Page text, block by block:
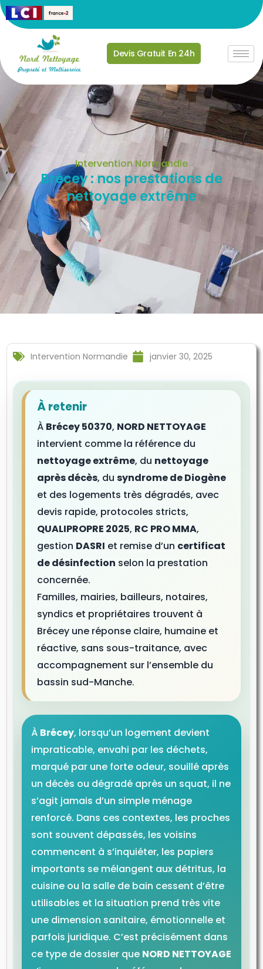
Devis Gratuit En 24h
Intervention Normandie
Brécey : nos prestations de
nettoyage extrême
Intervention Normandie janvier 30, 2025
À retenir
À Brécey 50370, NORD NETTOYAGE
intervient comme la référence du
nettoyage extrême, du nettoyage
après décès, dusyndrome de Diogène
et des logements très dégradés, avec
devis rapide, protocoles stricts,
QUALIPROPRE 2025, RC PRO MMA,
gestion DASRI et remise d’un certificat
de désinfection selon la prestation
concernée.
Familles, mairies, bailleurs, notaires,
syndics et propriétaires trouvent à
Brécey une réponse claire, humaine et
réactive, sans sous-traitance, avec
accompagnement sur l’ensemble du
bassin sud-Manche.
À Brécey, lorsqu’un logement devient
impraticable, envahi par les déchets,
marqué par une forte odeur, souillé après
un décès ou dégradé après un squat, il ne
s’agit jamais d’un simple ménage
renforcé. Dans ces contextes, les proches
sont souvent dépassés, les voisins
commencent à s’inquiéter, les papiers
importants se mélangent aux détritus, la
cuisine ou la salle de bain cessent d’être
utilisables et la situation prend très vite
une dimension sanitaire, émotionnelle et
parfois juridique. C’est précisément dans
ce type de dossier que NORD NETTOYAGE